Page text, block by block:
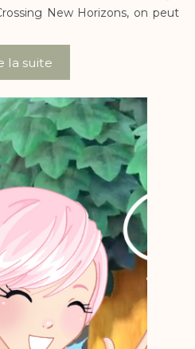
New Horizons, on peut
la suite